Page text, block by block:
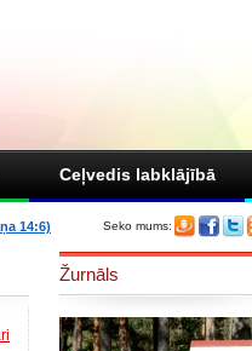
Ceļvedis labklājībā
Seko mums:
14:6)
Žurnāls